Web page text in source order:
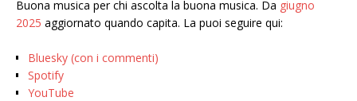
Buona musica per chi ascolta la buona musica. Da giugno
2025 aggiornato quando capita. La puoi seguire qui:
Bluesky (con i commenti)
Spotify
YouTube